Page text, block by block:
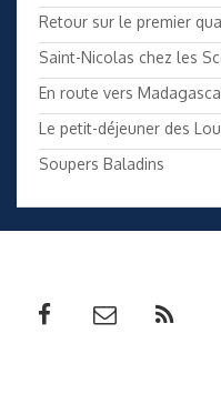
Retour sur le premier
Saint-Nicolas chez les
En route vers
Le petit-déjeuner des
Soupers Baladins